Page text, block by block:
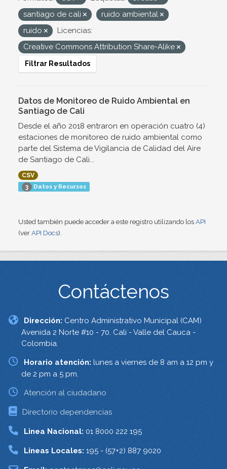
santiago de cali
ruido ambiental
ruido
Licencias:
Creative Commons Attribution Share-Alike
Filtrar Resultados
Datos de Monitoreo de Ruido Ambiental en
Santiago de Cali
Desde el año 2018 entraron en operación cuatro (4)
estaciones de monitoreo de ruido ambiental como
parte del Sistema de Vigilancia de Calidad del Aire
de Santiago de Cali...
CSV
3 Datos y Recursos
Usted también puede acceder a este registro utilizando los API
(ver API Docs).
Contáctenos
Dirección: Centro Administrativo Municipal (CAM)
Avenida 2 Norte #10 - 70. Cali - Valle del Cauca -
Colombia.
Horario atención: lunes a viernes de 8 am a 12 pm y
de 2 pm a 5 pm.
Atención al ciudadano
Directorio dependencias
Linea Nacional: 01 8000 222 195
Lineas Locales: 195 - (57+2) 887 9020